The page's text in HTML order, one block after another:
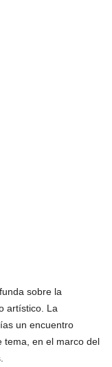
sobre la
artístico. La
un encuentro
tema, en el marco del